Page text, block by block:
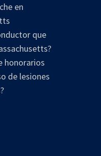
en
que
honorarios
de lesiones